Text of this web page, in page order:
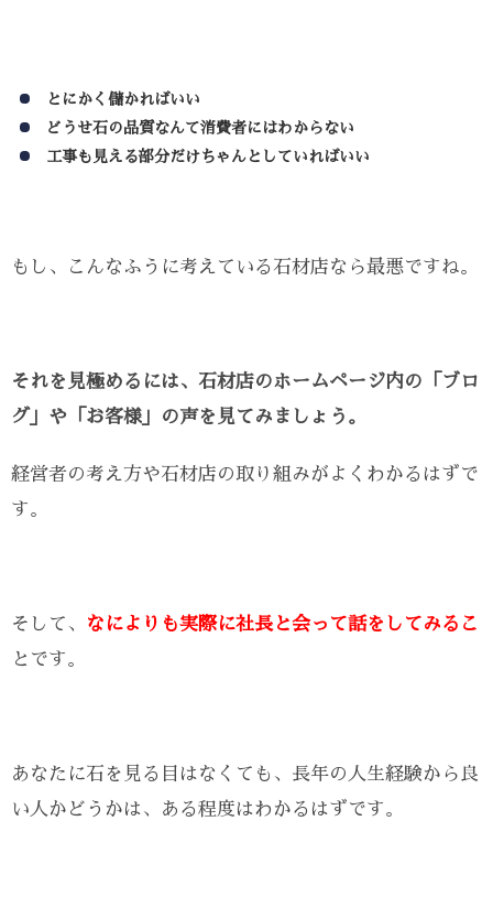
とにかく儲かればいい
どうせ石の品質なんて消費者にはわからない
工事も見える部分だけちゃんとしていればいい
もし、こんなふうに考えている石材店なら最悪ですね。
それを見極めるには、石材店のホームページ内の「ブロ
グ」や「お客様」の声を見てみましょう。
経営者の考え方や石材店の取り組みがよくわかるはずで
す。
そして、
なによりも実際に社長と会って話をしてみるこ
とです。
あなたに石を見る目はなくても、長年の人生経験から良
い人かどうかは、ある程度はわかるはずです。